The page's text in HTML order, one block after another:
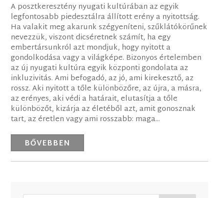
A posztkeresztény nyugati kultúrában az egyik
legfontosabb piedesztálra állított erény a nyitottság.
Ha valakit meg akarunk szégyeníteni, szűklátókörűnek
nevezzük, viszont dicséretnek számít, ha egy
embertársunkról azt mondjuk, hogy nyitott a
gondolkodása vagy a világképe. Bizonyos értelemben
az új nyugati kultúra egyik központi gondolata az
inkluzivitás. Ami befogadó, az jó, ami kirekesztő, az
rossz. Aki nyitott a tőle különbözőre, az újra, a másra,
az erényes, aki védi a határait, elutasítja a tőle
különbözőt, kizárja az életéből azt, amit gonosznak
tart, az éretlen vagy ami rosszabb: maga...
BŐVEBBEN